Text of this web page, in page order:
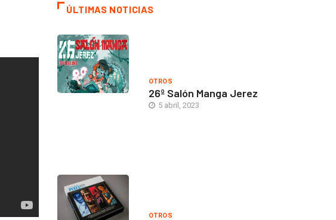
ÚLTIMAS NOTICIAS
OTROS
26º Salón Manga Jerez
5 abril, 2023
OTROS